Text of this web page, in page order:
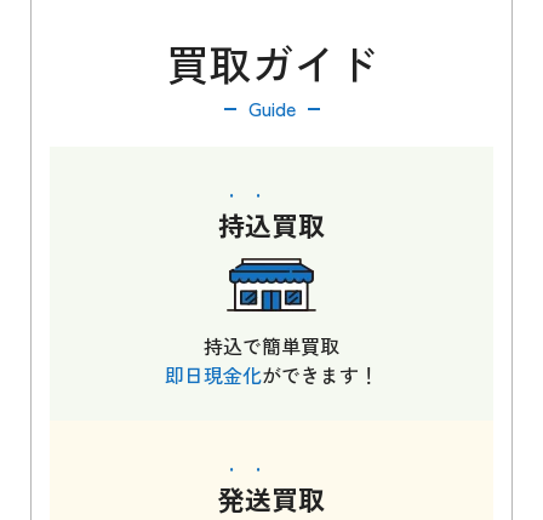
買取ガイド
Guide
持込買取
持込で簡単買取
即日現金化ができます！
発送買取